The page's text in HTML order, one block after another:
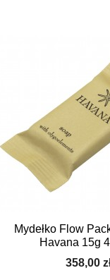
Mydełko Flow
Havana 15g
358,00
Szybki